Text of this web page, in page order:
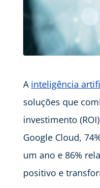
A inteligência
soluções que
investimento
Google Cloud,
um ano e 86%
positivo e